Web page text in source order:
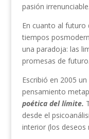
pasión irrenunciable.
En cuanto al futuro
tiempos
una paradoja: las
promesas de futuro.
Escribió en 2005
pensamiento
poética del límite.
desde el
interior (los deseos